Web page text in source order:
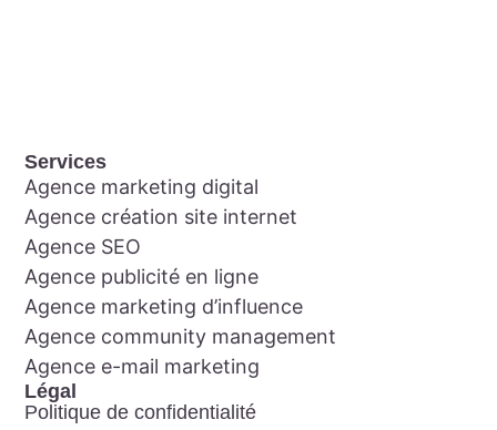
Services
Agence marketing digital
Agence création site internet
Agence SEO
Agence publicité en ligne
Agence marketing d’influence
Agence community management
Agence e-mail marketing
Légal
Politique de confidentialité